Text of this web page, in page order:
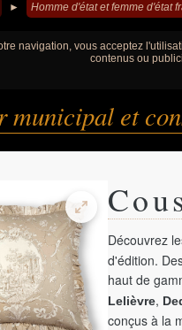
► Homme d'état et femme d'état
navigation, vous acceptez
contenus ou
municipal et
Découvrez
d'édition.
haut de
Lelièvre,
conçus à la